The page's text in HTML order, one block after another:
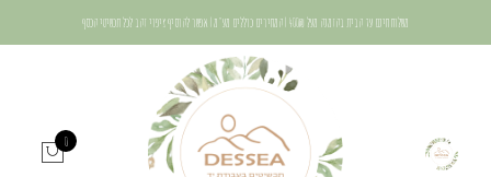
משלוח חינם עד הבית בהזמנה מעל 400₪ | המחירים כוללים מע"מ | אפשר להוסיף ציפוי זהב לכל תכשיטי הכסף
0